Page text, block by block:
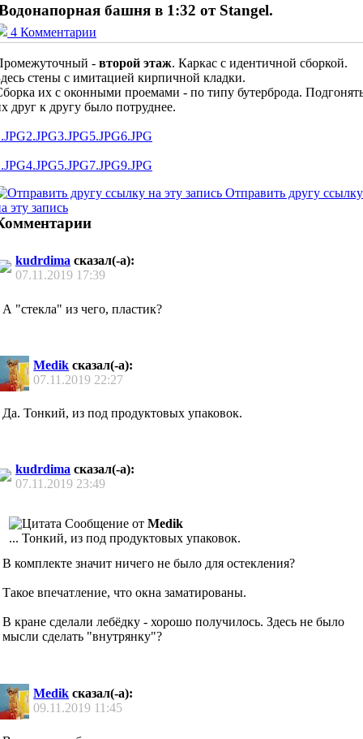
башня в 1:32 от Stangel.
4 Комментарии
- второй этаж. Каркас с идентичной сборкой.
стены с имитацией кирпичной кладки.
их с оконными проемами - по типу бутерброда.
друг к другу было потруднее.
2.JPG3.JPG5.JPG6.JPG
4.JPG5.JPG7.JPG9.JPG
Отправить другу ссылку
эту запись
kudrdima сказал(-а):
07.11.2019 17:39
А "стекла" из чего, пластик?
Medik сказал(-а):
07.11.2019 22:27
Да. Тонкий, из под продуктовых упаковок.
kudrdima сказал(-а):
07.11.2019 23:49
Сообщение от Medik
... Тонкий, из под продуктовых упаковок.
В комплекте значит ничего не было для остекления?
Такое впечатление, что окна заматированы.
В кране сделали лебёдку - хорошо получилось. Здесь не было
мысли сделать "внутрянку"?
Medik сказал(-а):
09.11.2019 11:45